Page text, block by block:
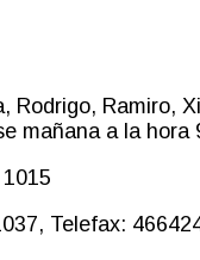
Rodrigo,
mañana a la hora
Telefax: